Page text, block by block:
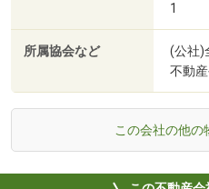
1
所属協会など
(公社)
不動
この会社の他の